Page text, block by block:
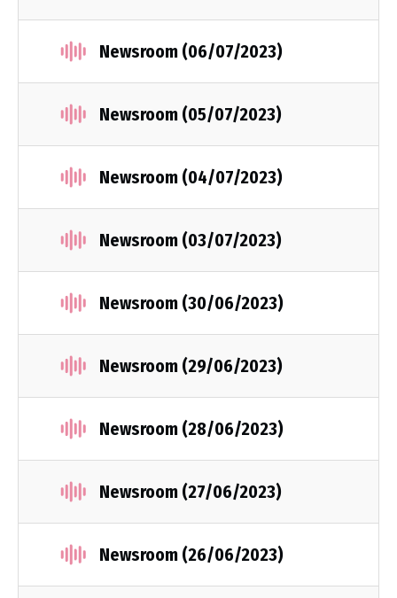
Newsroom (06/07/2023)
Newsroom (05/07/2023)
Newsroom (04/07/2023)
Newsroom (03/07/2023)
Newsroom (30/06/2023)
Newsroom (29/06/2023)
Newsroom (28/06/2023)
Newsroom (27/06/2023)
Newsroom (26/06/2023)